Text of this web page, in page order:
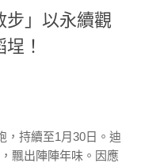
步」以永續觀
！
，持續至1月30日。迪
飄出陣陣年味。因應